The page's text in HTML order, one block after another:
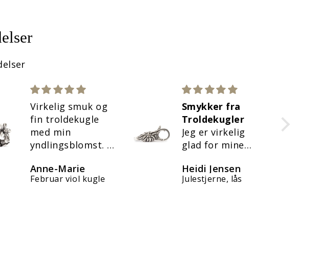
Virkelig smuk og
fin troldekugle
med min
yndlingsblomst.
hurtig og god
handel 💜
Anne-Marie
Februar viol kugle
Smykker fra
Troldekugler
Jeg er virkelig
glad for mine
Troldekugler.
De holder For
Heidi Jensen
Julestjerne, lås